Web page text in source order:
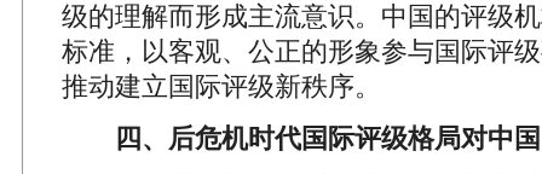
级的理解而形成主流意识。中国的评级
标准，以客观、公正的形象参与国际评
推动建立国际评级新秩序。
四、后危机时代国际评级格局对中